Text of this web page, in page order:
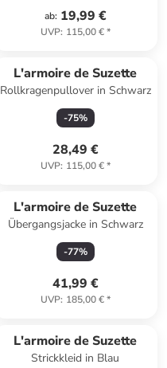
ab: 19,99 €
UVP: 115,00 €*
L'armoire de Suzette
Rollkragenpullover in Schwarz
-75%
28,49 €
UVP: 115,00 €*
L'armoire de Suzette
Übergangsjacke in Schwarz
-77%
41,99 €
UVP: 185,00 €*
L'armoire de Suzette
Strickkleid in Blau